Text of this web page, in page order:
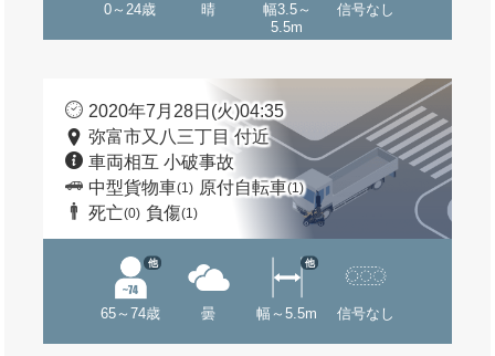
0～24歳 晴
幅3.5～
5.5m
信号なし
2020年7月28日(火)04:35
弥富市又八三丁目 付近
車両相互 小破事故
中型貨物車(1) 原付自転車(1)
死亡(0) 負傷(1)
65～74歳
他
曇 幅～5.5m
他
信号なし